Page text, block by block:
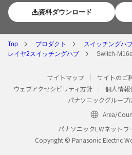
資料ダウンロード
Top プロダクト
スイッチングハ
レイヤ2スイッチングハブ
Switch-
サイトマップ
サイトのご
ウェブアクセシビリティ方針
個人情報
パナソニックグループ
Area/
パナソニックEWネットワ
Copyright © Panasonic Electric